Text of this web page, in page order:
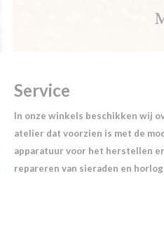
Service
In onze winkels beschikken wij
atelier dat voorzien is met de
apparatuur voor het herstellen
repareren van sieraden en